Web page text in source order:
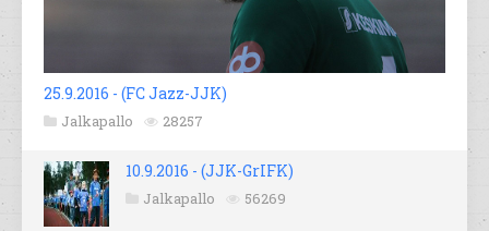
25.9.2016 - (FC Jazz-JJK)
Jalkapallo 28257
10.9.2016 - (JJK-GrIFK)
Jalkapallo 56269